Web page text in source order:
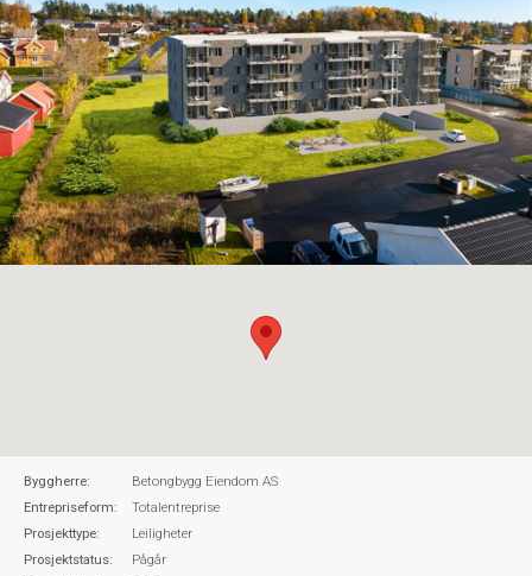
Byggherre:
Betongbygg Eiendom AS
Entrepriseform:
Totalentreprise
Prosjekttype:
Leiligheter
Prosjektstatus:
Pågår